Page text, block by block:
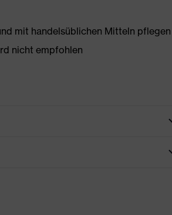
mit handelsüblichen Mitteln pflegen
nicht empfohlen